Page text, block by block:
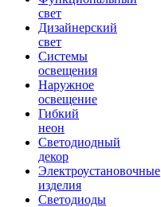
свет
Дизайнерский
свет
Системы
освещения
Наружное
освещение
Гибкий
неон
Светодиодный
декор
Электроустановочные
изделия
Светодиоды